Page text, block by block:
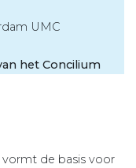
UMC
het Concilium
vormt de basis voor